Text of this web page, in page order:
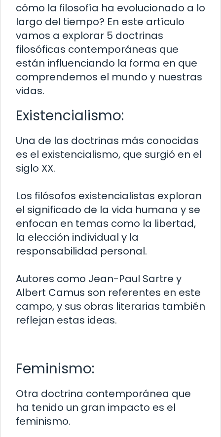
cómo la filosofía ha evolucionado a lo
largo del tiempo? En este artículo
vamos a explorar 5 doctrinas
filosóficas contemporáneas que
están influenciando la forma en que
comprendemos el mundo y nuestras
vidas.
Existencialismo:
Una de las doctrinas más conocidas
es el existencialismo, que surgió en el
siglo XX.
Los filósofos existencialistas exploran
el significado de la vida humana y se
enfocan en temas como la libertad,
la elección individual y la
responsabilidad personal.
Autores como Jean-Paul Sartre y
Albert Camus son referentes en este
campo, y sus obras literarias también
reflejan estas ideas.
Feminismo:
Otra doctrina contemporánea que
ha tenido un gran impacto es el
feminismo.